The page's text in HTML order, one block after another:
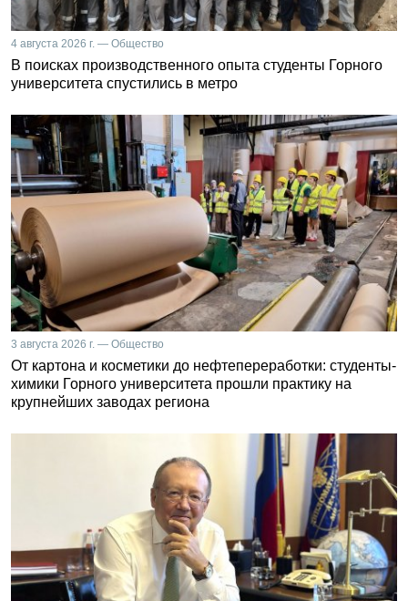
4 августа 2026 г. — Общество
В поисках производственного опыта студенты Горного
университета спустились в метро
3 августа 2026 г. — Общество
От картона и косметики до нефтепереработки: студенты-
химики Горного университета прошли практику на
крупнейших заводах региона